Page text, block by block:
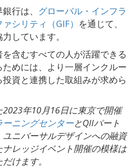
行は、 グローバル・インフラ
シリティ（GIF） を通じて、
しています。
含むすべての人が活躍できる
めには、より一層インクルー
資と連携した取組みが求めら
年10月16日に東京で開催
ーニングセンターとQIIパート
ニバーサルデザインへの融資
レッジイベント開催の模様は
けます。